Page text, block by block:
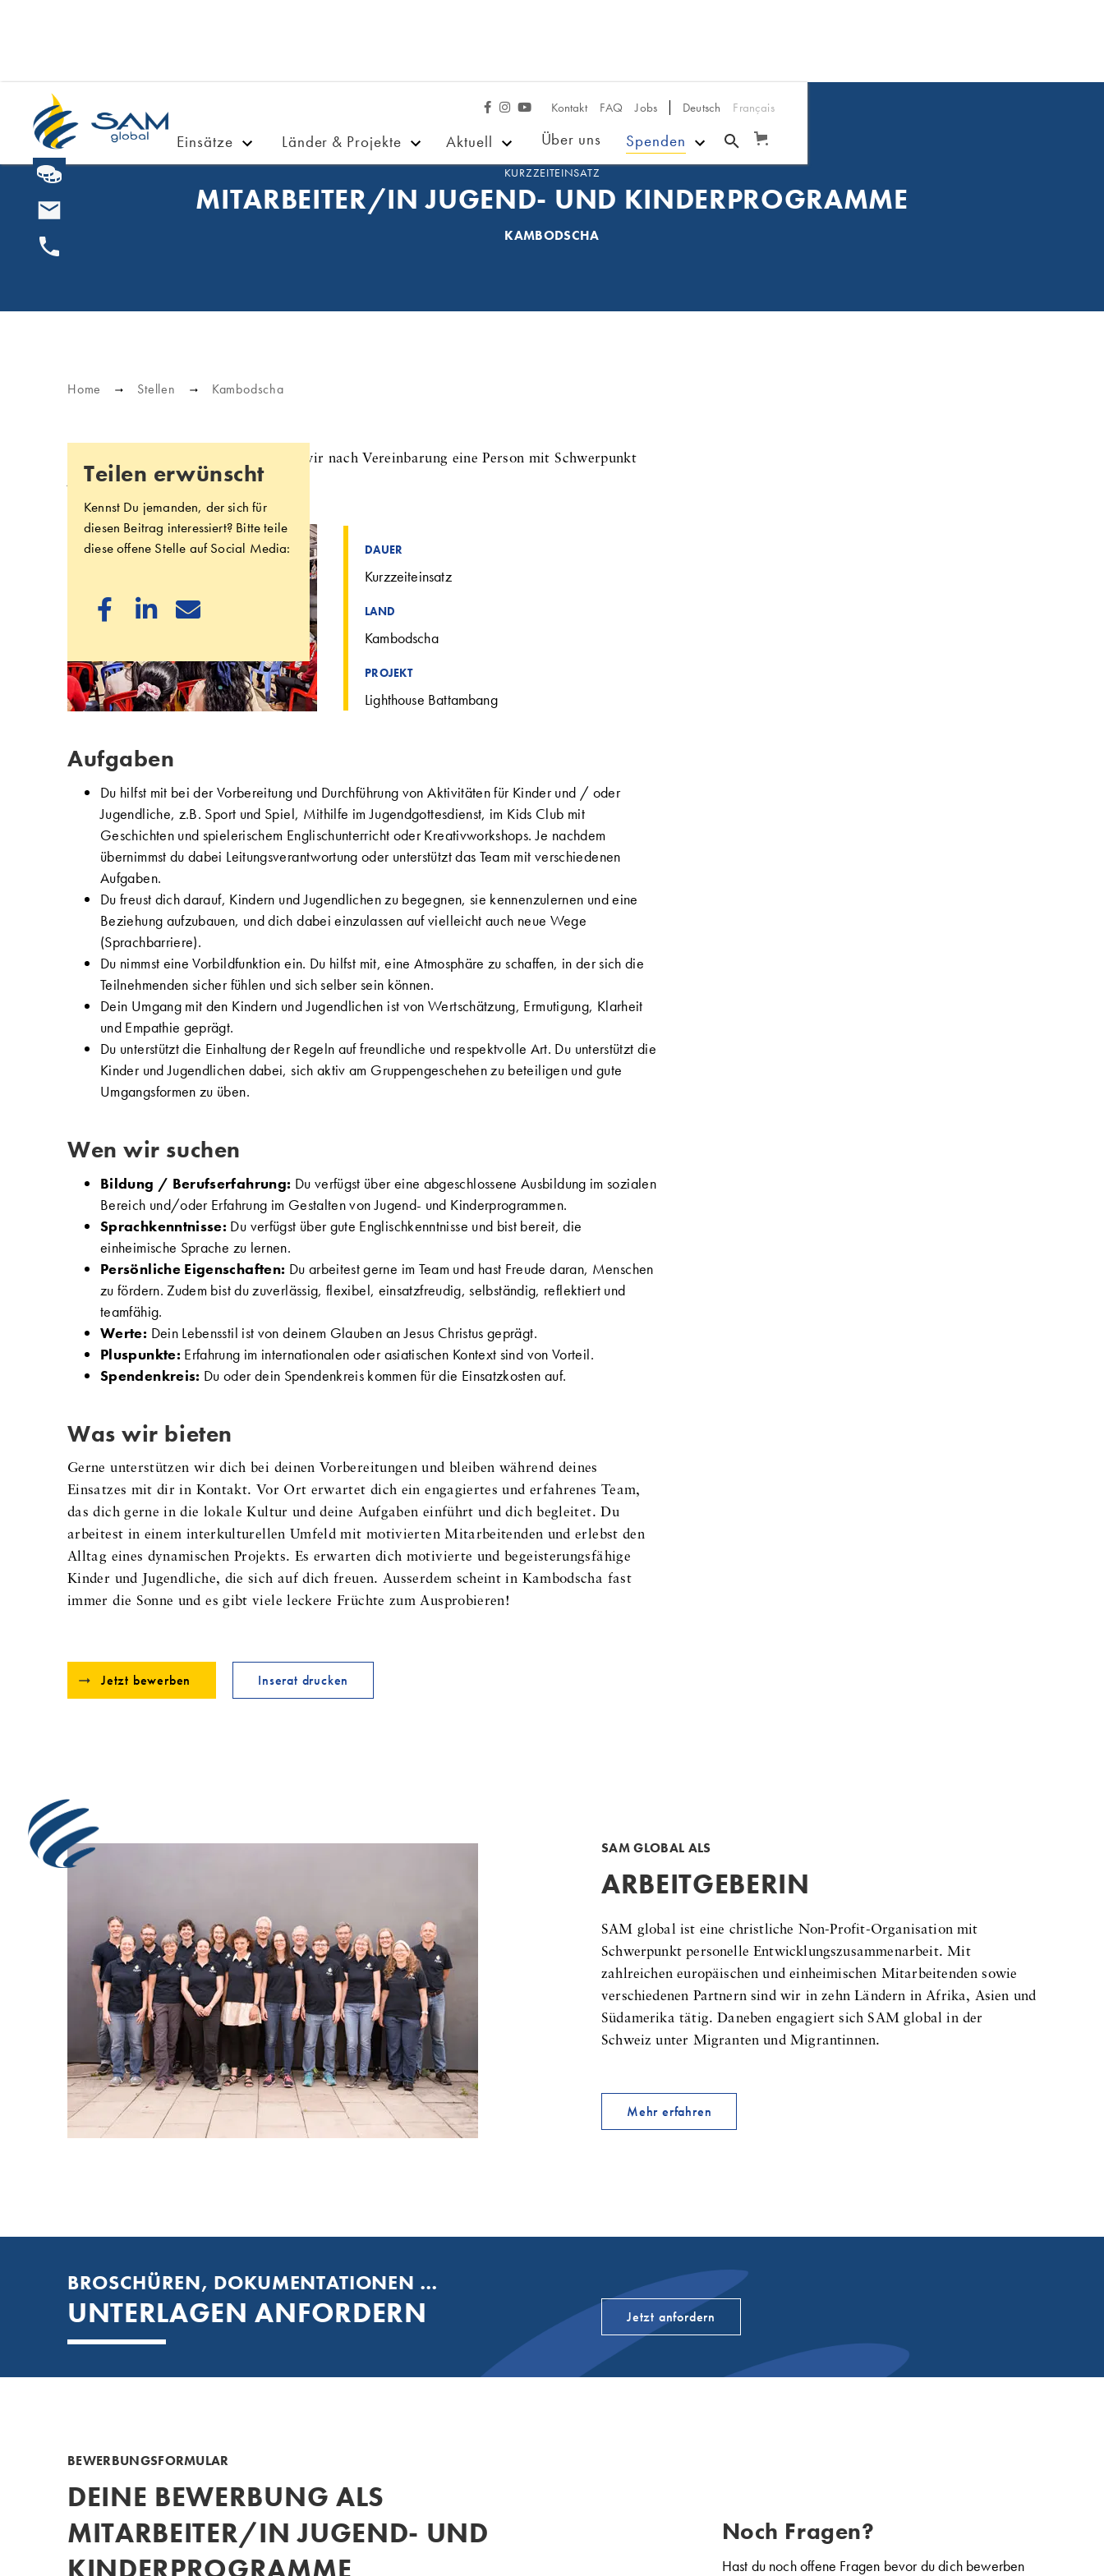
   Kontakt FAQ Jobs Deutsch Français
Einsätze Länder & Projekte Aktuell Über uns Spenden
KURZZEITEINSATZ
MITARBEITER/IN JUGEND- UND KINDERPROGRAMME
KAMBODSCHA
Home Stellen Kambodscha
Für unser Projekt Lighthouse suchen wir nach Vereinbarung eine Person mit Schwerpunkt
Jugend- und Kinderprogramme.
DAUER
Kurzzeiteinsatz
LAND
Kambodscha
PROJEKT
Lighthouse Battambang
Aufgaben
Du hilfst mit bei der Vorbereitung und Durchführung von Aktivitäten für Kinder und / oder
Jugendliche, z.B. Sport und Spiel, Mithilfe im Jugendgottesdienst, im Kids Club mit
Geschichten und spielerischem Englischunterricht oder Kreativworkshops. Je nachdem
übernimmst du dabei Leitungsverantwortung oder unterstützt das Team mit verschiedenen
Aufgaben.
Du freust dich darauf, Kindern und Jugendlichen zu begegnen, sie kennenzulernen und eine
Beziehung aufzubauen, und dich dabei einzulassen auf vielleicht auch neue Wege
(Sprachbarriere).
Du nimmst eine Vorbildfunktion ein. Du hilfst mit, eine Atmosphäre zu schaffen, in der sich die
Teilnehmenden sicher fühlen und sich selber sein können.
Dein Umgang mit den Kindern und Jugendlichen ist von Wertschätzung, Ermutigung, Klarheit
und Empathie geprägt.
Du unterstützt die Einhaltung der Regeln auf freundliche und respektvolle Art. Du unterstützt die
Kinder und Jugendlichen dabei, sich aktiv am Gruppengeschehen zu beteiligen und gute
Umgangsformen zu üben.
Wen wir suchen
Bildung / Berufserfahrung: Du verfügst über eine abgeschlossene Ausbildung im sozialen
Bereich und/oder Erfahrung im Gestalten von Jugend- und Kinderprogrammen.
Sprachkenntnisse: Du verfügst über gute Englischkenntnisse und bist bereit, die
einheimische Sprache zu lernen.
Persönliche Eigenschaften: Du arbeitest gerne im Team und hast Freude daran, Menschen
zu fördern. Zudem bist du zuverlässig, flexibel, einsatzfreudig, selbständig, reflektiert und
teamfähig.
Werte: Dein Lebensstil ist von deinem Glauben an Jesus Christus geprägt.
Pluspunkte: Erfahrung im internationalen oder asiatischen Kontext sind von Vorteil.
Spendenkreis: Du oder dein Spendenkreis kommen für die Einsatzkosten auf.
Was wir bieten
Gerne unterstützen wir dich bei deinen Vorbereitungen und bleiben während deines
Einsatzes mit dir in Kontakt. Vor Ort erwartet dich ein engagiertes und erfahrenes Team,
das dich gerne in die lokale Kultur und deine Aufgaben einführt und dich begleitet. Du
arbeitest in einem interkulturellen Umfeld mit motivierten Mitarbeitenden und erlebst den
Alltag eines dynamischen Projekts. Es erwarten dich motivierte und begeisterungsfähige
Kinder und Jugendliche, die sich auf dich freuen. Ausserdem scheint in Kambodscha fast
immer die Sonne und es gibt viele leckere Früchte zum Ausprobieren!
Jetzt bewerben Inserat drucken
Teilen erwünscht
Kennst Du jemanden, der sich für
diesen Beitrag interessiert? Bitte teile
diese offene Stelle auf Social Media:
  
SAM GLOBAL ALS
ARBEITGEBERIN
SAM global ist eine christliche Non-Profit-Organisation mit
Schwerpunkt personelle Entwicklungszusammenarbeit. Mit
zahlreichen europäischen und einheimischen Mitarbeitenden sowie
verschiedenen Partnern sind wir in zehn Ländern in Afrika, Asien und
Südamerika tätig. Daneben engagiert sich SAM global in der
Schweiz unter Migranten und Migrantinnen.
Mehr erfahren
BROSCHÜREN, DOKUMENTATIONEN …
UNTERLAGEN ANFORDERN Jetzt anfordern
BEWERBUNGSFORMULAR
DEINE BEWERBUNG ALS
MITARBEITER/IN JUGEND- UND
Noch Fragen?
Hast du noch offene Fragen bevor du dich bewerben